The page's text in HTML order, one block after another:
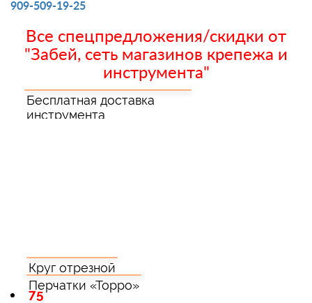
909-509-19-25
Все спецпредложения/скидки от
"Забей, сеть магазинов крепежа и
инструмента"
Бесплатная доставка
инструмента
Перчатки «Торро»
Круг отрезной
75